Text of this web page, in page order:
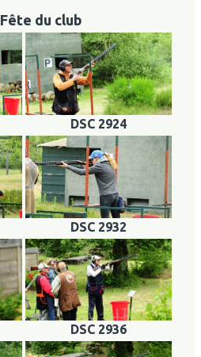
du club
DSC 2924
DSC 2932
DSC 2936